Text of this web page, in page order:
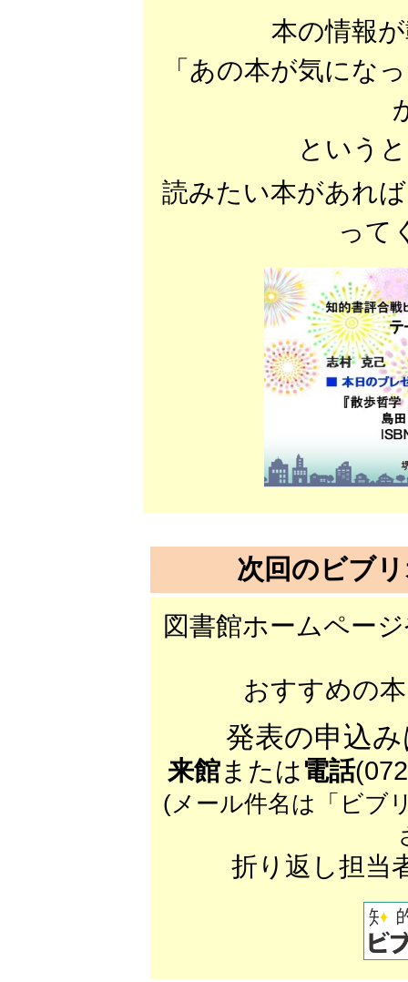
本の情報
「あの本が気にな
という
読みたい本があれ
って
次回のビブ
図書館ホームペー
おすすめの
発表の申込
来館または電話
(メール件名は「ビブ
折り返し担当